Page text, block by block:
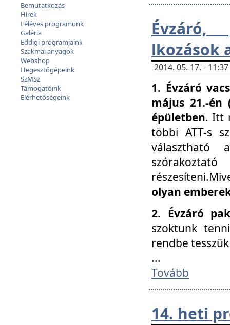
Bemutatkozás
Hírek
Féléves programunk
Galéria
Eddigi programjaink
Szakmai anyagok
Webshop
Hegesztőgépeink
SzMSz
Támogatóink
Elérhetőségeink
Évzáró,
lkozások
2014. 05. 17. -
1. Évzáró
május 21.-én
épületben. Itt
többi ATT-s
választható
olyan
2. Évzáró
szoktunk
rendbe
...
Tovább
14. heti